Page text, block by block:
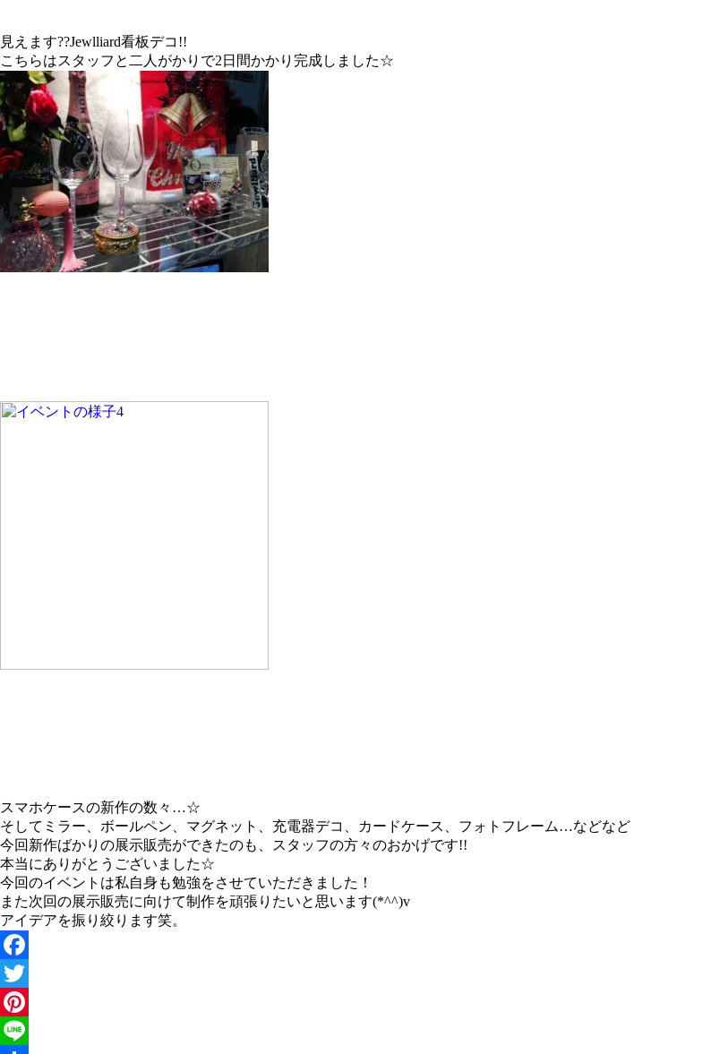
見えます??Jewlliard看板デコ!!
こちらはスタッフと二人がかりで2日間かかり完成しました☆
スマホケースの新作の数々…☆
そしてミラー、ボールペン、マグネット、充電器デコ、カードケース、フォトフレーム…などなど
今回新作ばかりの展示販売ができたのも、スタッフの方々のおかげです!!
本当にありがとうございました☆
今回のイベントは私自身も勉強をさせていただきました！
また次回の展示販売に向けて制作を頑張りたいと思います(*^^)v
アイデアを振り絞ります笑。
Facebook
Twitter
Pinterest